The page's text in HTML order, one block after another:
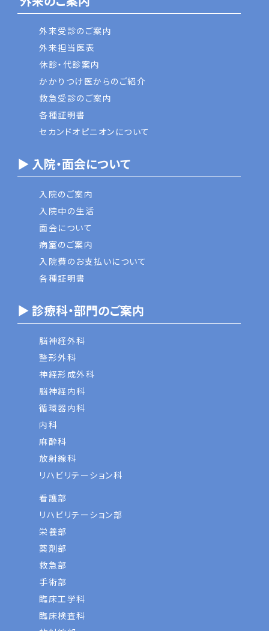
外来受診のご案内
外来担当医表
休診・代診案内
かかりつけ医からのご紹介
救急受診のご案内
各種証明書
セカンドオピニオンについて
▶ 入院・面会について
入院のご案内
入院中の生活
面会について
病室のご案内
入院費のお支払いについて
各種証明書
▶ 診療科・部門のご案内
脳神経外科
整形外科
神経形成外科
脳神経内科
循環器内科
内科
麻酔科
放射線科
リハビリテーション科
看護部
リハビリテーション部
栄養部
薬剤部
救急部
手術部
臨床工学科
臨床検査科